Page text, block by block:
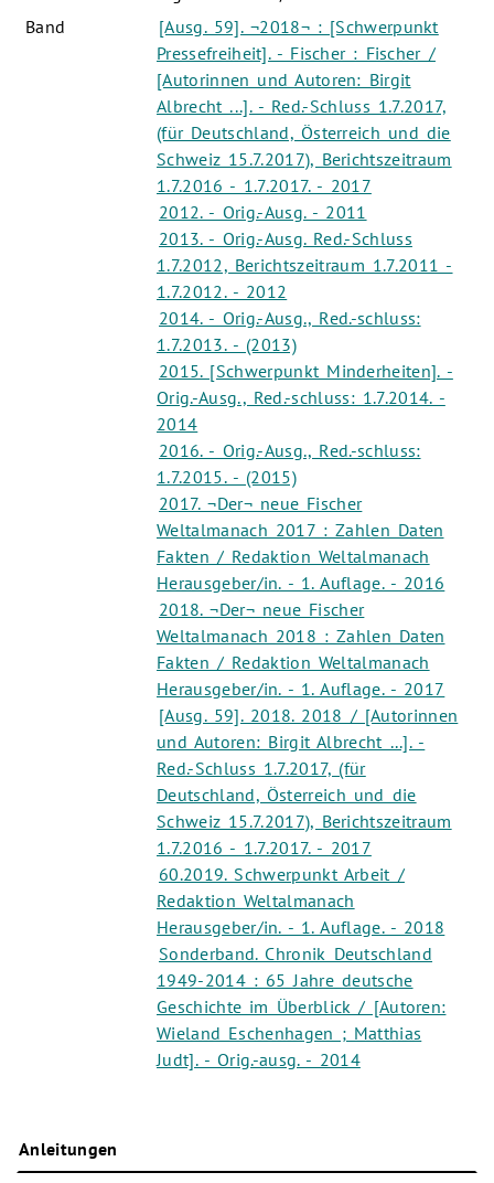
Band
[Ausg. 59]. ¬2018¬ : [Schwerpunkt
Pressefreiheit]. - Fischer : Fischer /
[Autorinnen und Autoren: Birgit
Albrecht ...]. - Red.-Schluss 1.7.2017,
(für Deutschland, Österreich und die
Schweiz 15.7.2017), Berichtszeitraum
1.7.2016 - 1.7.2017. - 2017
2012. - Orig.-Ausg. - 2011
2013. - Orig.-Ausg. Red.-Schluss
1.7.2012, Berichtszeitraum 1.7.2011 -
1.7.2012. - 2012
2014. - Orig.-Ausg., Red.-schluss:
1.7.2013. - (2013)
2015. [Schwerpunkt Minderheiten]. -
Orig.-Ausg., Red.-schluss: 1.7.2014. -
2014
2016. - Orig.-Ausg., Red.-schluss:
1.7.2015. - (2015)
2017. ¬Der¬ neue Fischer
Weltalmanach 2017 : Zahlen Daten
Fakten / Redaktion Weltalmanach
Herausgeber/in. - 1. Auflage. - 2016
2018. ¬Der¬ neue Fischer
Weltalmanach 2018 : Zahlen Daten
Fakten / Redaktion Weltalmanach
Herausgeber/in. - 1. Auflage. - 2017
[Ausg. 59]. 2018. 2018 / [Autorinnen
und Autoren: Birgit Albrecht ...]. -
Red.-Schluss 1.7.2017, (für
Deutschland, Österreich und die
Schweiz 15.7.2017), Berichtszeitraum
1.7.2016 - 1.7.2017. - 2017
60.2019. Schwerpunkt Arbeit /
Redaktion Weltalmanach
Herausgeber/in. - 1. Auflage. - 2018
Sonderband. Chronik Deutschland
1949-2014 : 65 Jahre deutsche
Geschichte im Überblick / [Autoren:
Wieland Eschenhagen ; Matthias
Judt]. - Orig.-ausg. - 2014
Anleitungen